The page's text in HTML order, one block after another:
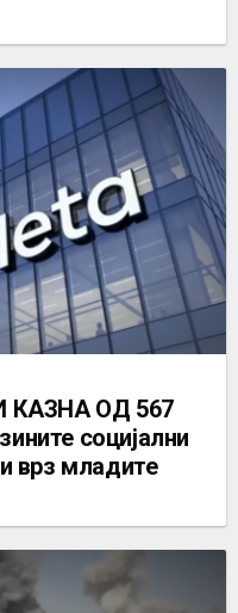
КАЗНА ОД 567
социјални
врз младите